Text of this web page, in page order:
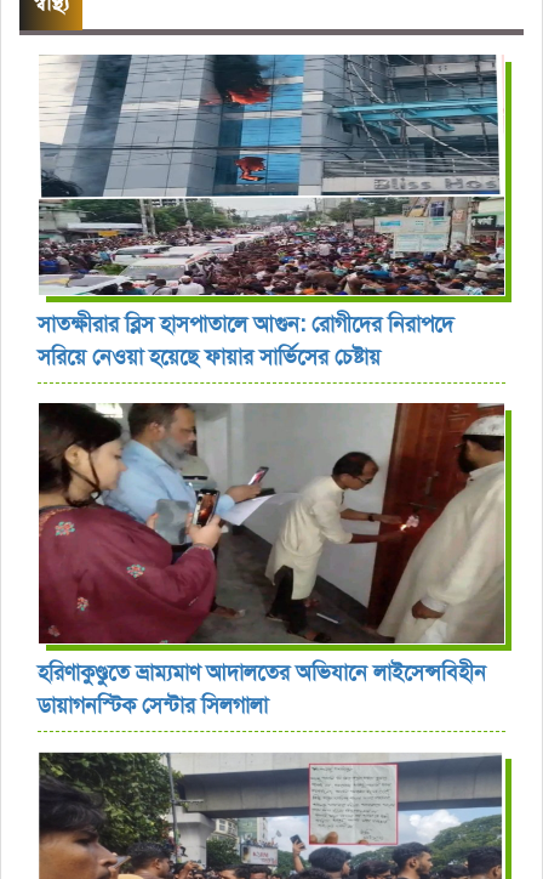
সাতক্ষীরার ব্লিস হাসপাতালে আগুন: রোগীদের নিরাপদে
সরিয়ে নেওয়া হয়েছে ফায়ার সার্ভিসের চেষ্টায়
হরিণাকুণ্ডুতে ভ্রাম্যমাণ আদালতের অভিযানে লাইসেন্সবিহীন
ডায়াগনস্টিক সেন্টার সিলগালা